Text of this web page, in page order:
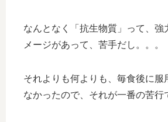
なんとなく「抗生物質」って、強
メージがあって、苦手だし。。。
それよりも何よりも、毎食後に服
なかったので、それが一番の苦行